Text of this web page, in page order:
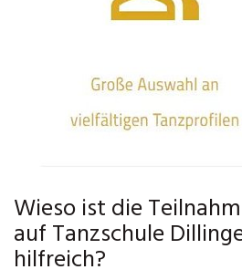
Wieso ist die
auf Tanzschule
hilfreich?